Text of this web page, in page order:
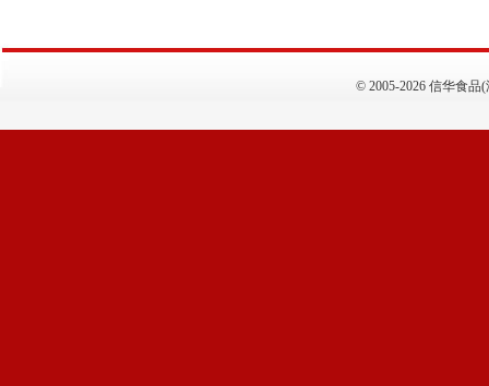
©2005-2026 信华食品